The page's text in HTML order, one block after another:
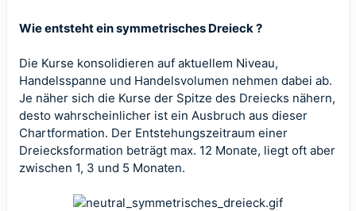
Wie entsteht ein symmetrisches Dreieck ?
Die Kurse konsolidieren auf aktuellem Niveau,
Handelsspanne und Handelsvolumen nehmen dabei ab.
Je näher sich die Kurse der Spitze des Dreiecks nähern,
desto wahrscheinlicher ist ein Ausbruch aus dieser
Chartformation. Der Entstehungszeitraum einer
Dreiecksformation beträgt max. 12 Monate, liegt oft aber
zwischen 1, 3 und 5 Monaten.